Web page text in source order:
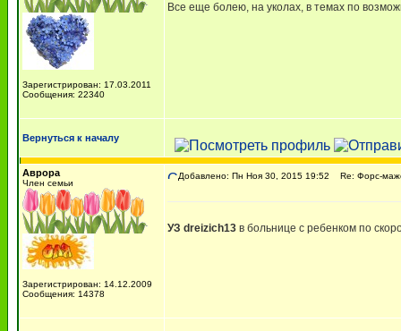
Зарегистрирован: 17.03.2011
Сообщения: 22340
Все еще болею, на уколах, в темах по
Вернуться к началу
Аврора
Член семьи
Зарегистрирован: 14.12.2009
Сообщения: 14378
Добавлено: Пн Ноя 30, 2015 19:52 Re: Форс-
УЗ dreizich13 в больнице с ребенком по